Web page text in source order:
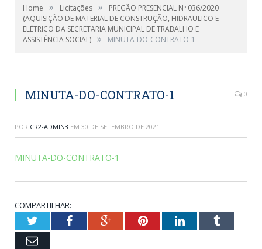
Home » Licitações »
PREGÃO PRESENCIAL Nº 036/2020
(AQUISIÇÃO DE MATERIAL DE CONSTRUÇÃO, HIDRAULICO E
ELÉTRICO DA SECRETARIA MUNICIPAL DE TRABALHO E
ASSISTÊNCIA SOCIAL) » MINUTA-DO-CONTRATO-1
MINUTA-DO-CONTRATO-1 0
POR CR2-ADMIN3 EM 30 DE SETEMBRO DE 2021
MINUTA-DO-CONTRATO-1
COMPARTILHAR:
TwitterFacebookGoogle+PinterestLinkedInTumblr
Email